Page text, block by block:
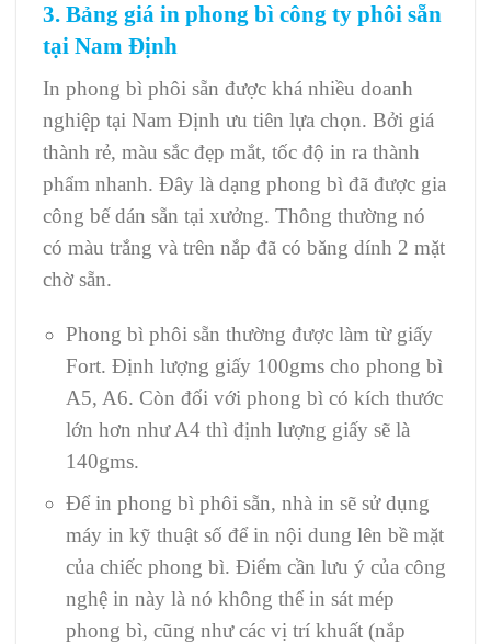
3. Bảng giá in phong bì công ty phôi sẵn
tại Nam Định
In phong bì phôi sẵn được khá nhiều doanh
nghiệp tại Nam Định ưu tiên lựa chọn. Bởi giá
thành rẻ, màu sắc đẹp mắt, tốc độ in ra thành
phẩm nhanh. Đây là dạng phong bì đã được gia
công bế dán sẵn tại xưởng. Thông thường nó
có màu trắng và trên nắp đã có băng dính 2 mặt
chờ sẵn.
Phong bì phôi sẵn thường được làm từ giấy
Fort. Định lượng giấy 100gms cho phong bì
A5, A6. Còn đối với phong bì có kích thước
lớn hơn như A4 thì định lượng giấy sẽ là
140gms.
Để in phong bì phôi sẵn, nhà in sẽ sử dụng
máy in kỹ thuật số để in nội dung lên bề mặt
của chiếc phong bì. Điểm cần lưu ý của công
nghệ in này là nó không thể in sát mép
phong bì, cũng như các vị trí khuất (nắp